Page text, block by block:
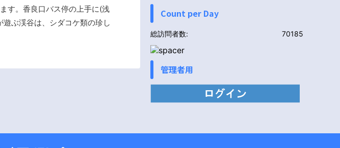
す。香良口バス停の上手に(浅
ぶ渓谷は、シダコケ類の珍し
Count per Day
70185
総訪問者数:
管理者用